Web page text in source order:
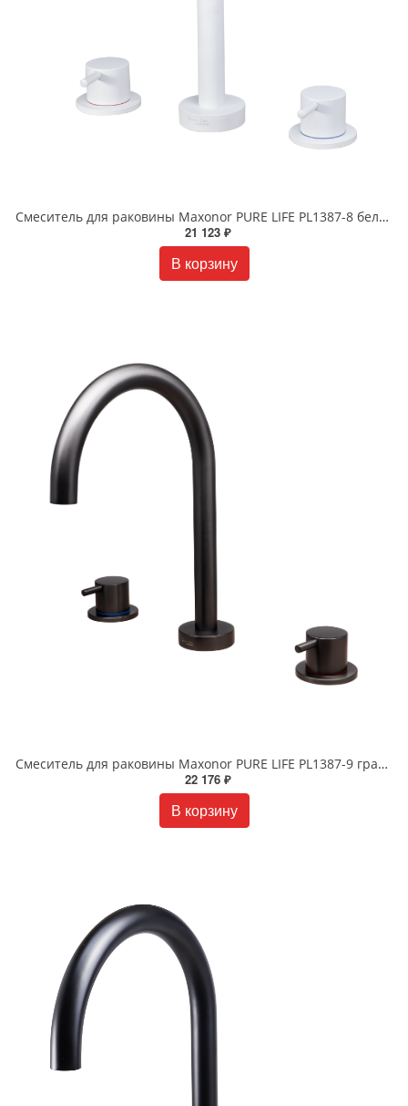
Смеситель для раковины Maxonor PURE LIFE PL1387-8 белый матовый
21 123 ₽
В корзину
Смеситель для раковины Maxonor PURE LIFE PL1387-9 графит матовый
22 176 ₽
В корзину